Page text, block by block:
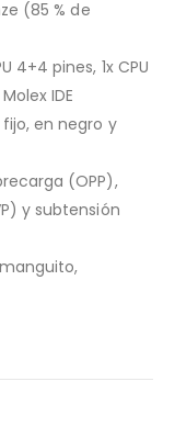
(85 % de
4+4 pines, 1x CPU
IDE
en negro y
(OPP),
y subtensión